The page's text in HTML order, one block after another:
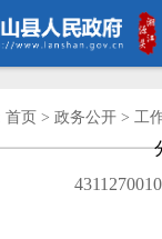
页 > 政务公开 > 工